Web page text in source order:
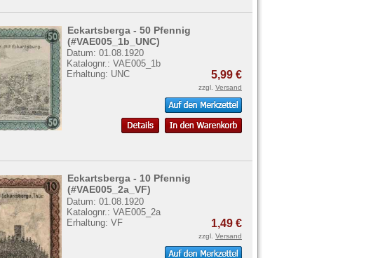
Eckartsberga - 50 Pfennig
(#VAE005_1b_UNC)
Datum: 01.08.1920
Katalognr.: VAE005_1b
Erhaltung: UNC
5,99 €
zzgl. Versand
Eckartsberga - 10 Pfennig
(#VAE005_2a_VF)
Datum: 01.08.1920
Katalognr.: VAE005_2a
Erhaltung: VF
1,49 €
zzgl. Versand